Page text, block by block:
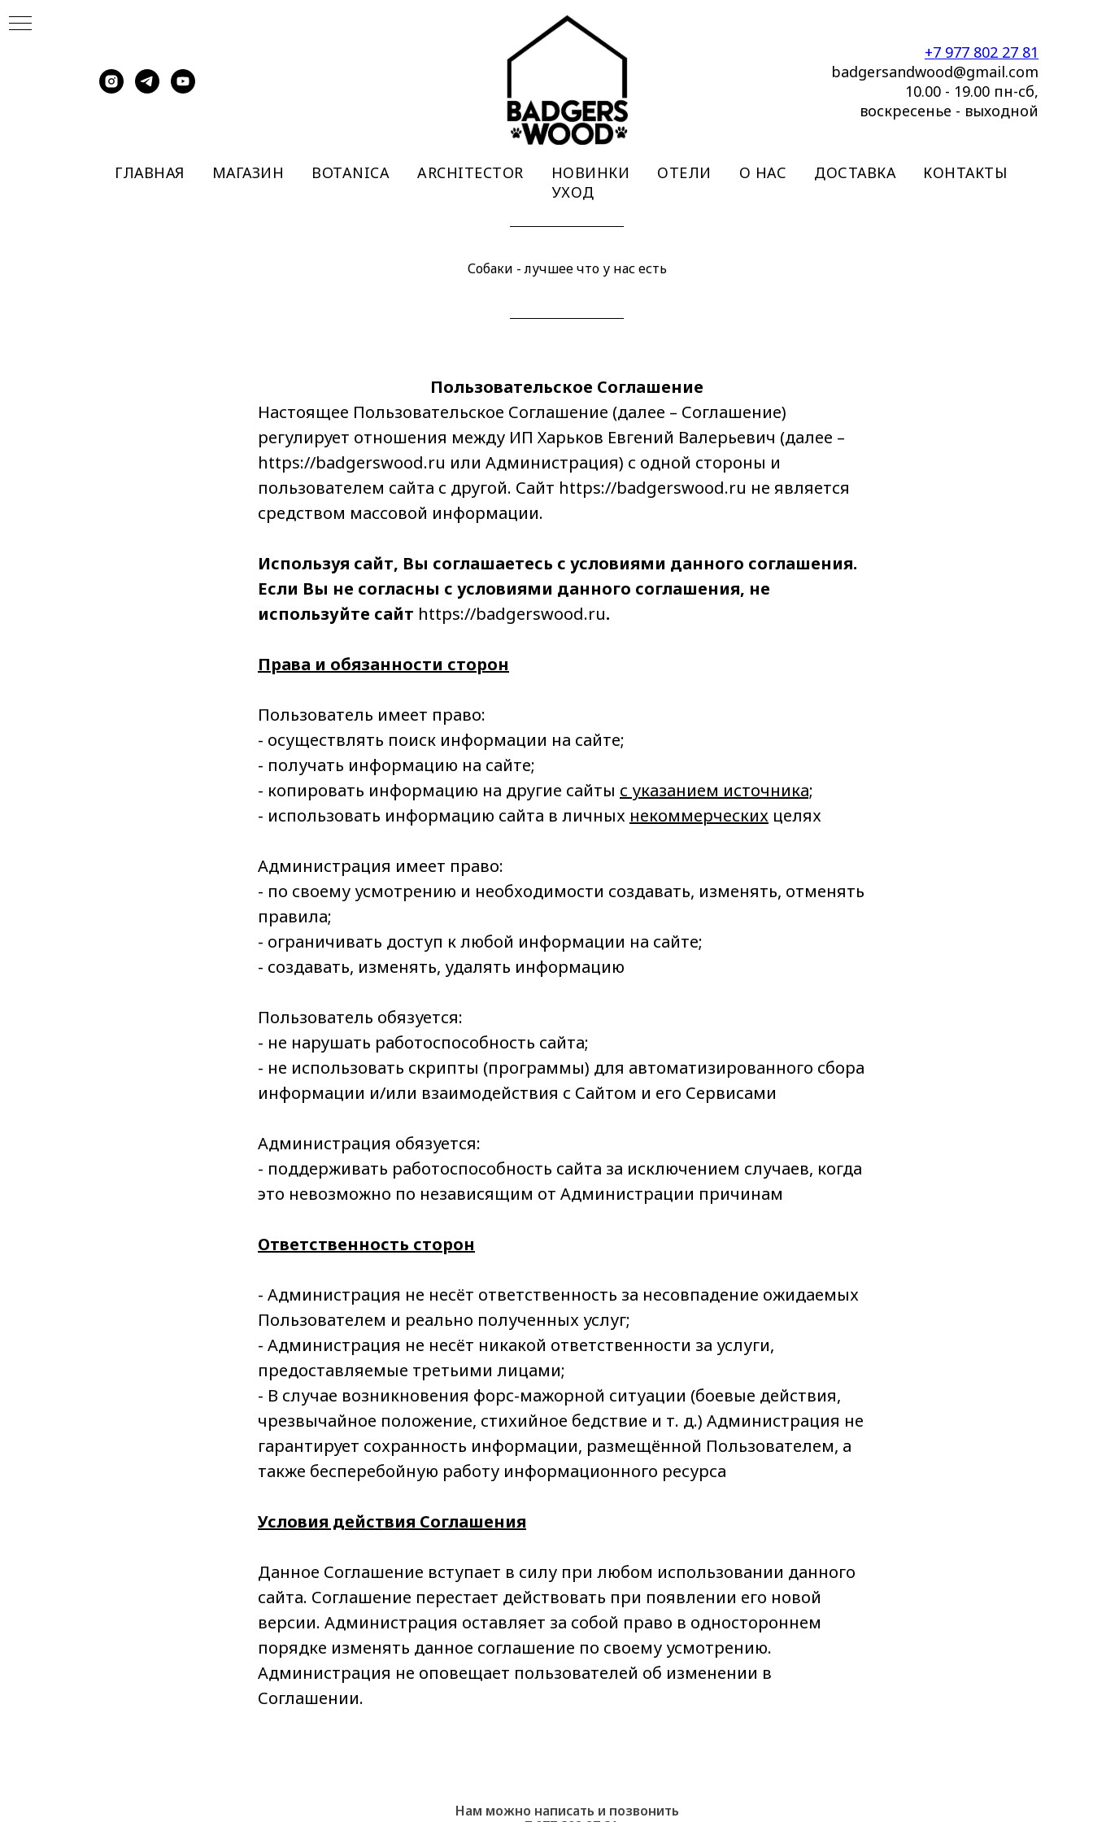
+7 977 802 27 81
badgersandwood@gmail.com
10.00 - 19.00 пн-сб,
воскресенье - выходной
ГЛАВНАЯ МАГАЗИН BOTANICA ARCHITECTOR НОВИНКИ ОТЕЛИ О НАС ДОСТАВКА
КОНТАКТЫ
УХОД
Собаки - лучшее что у нас есть
Пользовательское Соглашение
Настоящее Пользовательское Соглашение (далее – Соглашение)
регулирует отношения между ИП Харьков Евгений Валерьевич (далее –
https://badgerswood.ru или Администрация) с одной стороны и
пользователем сайта с другой. Сайт https://badgerswood.ru не является
средством массовой информации.
Используя сайт, Вы соглашаетесь с условиями данного соглашения.
Если Вы не согласны с условиями данного соглашения, не
используйте сайт https://badgerswood.ru.
Права и обязанности сторон
Пользователь имеет право:
- осуществлять поиск информации на сайте;
- получать информацию на сайте;
- копировать информацию на другие сайты с указанием источника;
- использовать информацию сайта в личных некоммерческих целях
Администрация имеет право:
- по своему усмотрению и необходимости создавать, изменять, отменять
правила;
- ограничивать доступ к любой информации на сайте;
- создавать, изменять, удалять информацию
Пользователь обязуется:
- не нарушать работоспособность сайта;
- не использовать скрипты (программы) для автоматизированного сбора
информации и/или взаимодействия с Сайтом и его Сервисами
Администрация обязуется:
- поддерживать работоспособность сайта за исключением случаев, когда
это невозможно по независящим от Администрации причинам
Ответственность сторон
- Администрация не несёт ответственность за несовпадение ожидаемых
Пользователем и реально полученных услуг;
- Администрация не несёт никакой ответственности за услуги,
предоставляемые третьими лицами;
- В случае возникновения форс-мажорной ситуации (боевые действия,
чрезвычайное положение, стихийное бедствие и т. д.) Администрация не
гарантирует сохранность информации, размещённой Пользователем, а
также бесперебойную работу информационного ресурса
Условия действия Соглашения
Данное Соглашение вступает в силу при любом использовании данного
сайта. Соглашение перестает действовать при появлении его новой
версии. Администрация оставляет за собой право в одностороннем
порядке изменять данное соглашение по своему усмотрению.
Администрация не оповещает пользователей об изменении в
Соглашении.
Нам можно написать и позвонить